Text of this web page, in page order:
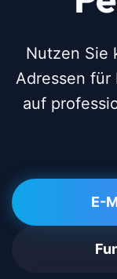
Nutzen Sie
Adressen für
auf
E-